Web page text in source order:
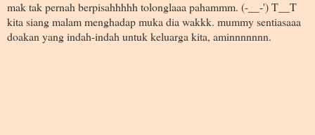
mak tak pernah berpisahhhhh tolonglaaa pahammm. (-__-') T__T
kita siang malam menghadap muka dia wakkk. mummy sentiasaaa
doakan yang indah-indah untuk keluarga kita, aminnnnnnn.